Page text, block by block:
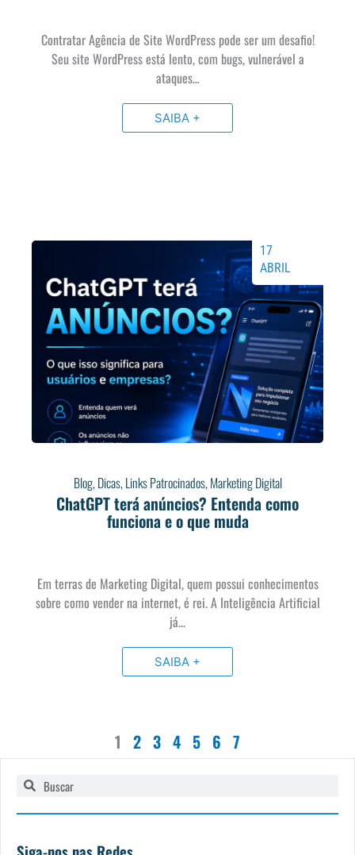
Contratar Agência de Site WordPress pode ser um desafio!
Seu site WordPress está lento, com bugs, vulnerável a
ataques…
SAIBA +
Blog,Dicas,Links Patrocinados,Marketing Digital
ChatGPT terá anúncios? Entenda como
funciona e o que muda
17
ABRIL
Em terras de Marketing Digital, quem possui conhecimentos
sobre como vender na internet, é rei. A Inteligência Artificial
já…
SAIBA +
1 2 3 4 5 6 7
Pesquisar
Pesquisar